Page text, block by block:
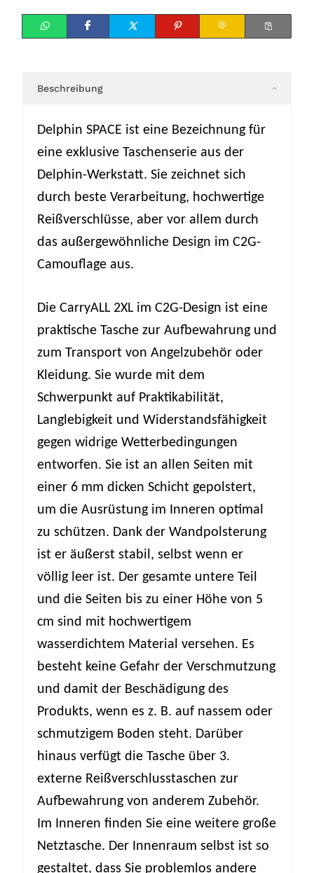
Beschreibung
Delphin SPACE ist eine Bezeichnung für
eine exklusive Taschenserie aus der
Delphin-Werkstatt. Sie zeichnet sich
durch beste Verarbeitung, hochwertige
Reißverschlüsse, aber vor allem durch
das außergewöhnliche Design im C2G-
Camouflage aus.
Die CarryALL 2XL im C2G-Design ist eine
praktische Tasche zur Aufbewahrung und
zum Transport von Angelzubehör oder
Kleidung. Sie wurde mit dem
Schwerpunkt auf Praktikabilität,
Langlebigkeit und Widerstandsfähigkeit
gegen widrige Wetterbedingungen
entworfen. Sie ist an allen Seiten mit
einer 6 mm dicken Schicht gepolstert,
um die Ausrüstung im Inneren optimal
zu schützen. Dank der Wandpolsterung
ist er äußerst stabil, selbst wenn er
völlig leer ist. Der gesamte untere Teil
und die Seiten bis zu einer Höhe von 5
cm sind mit hochwertigem
wasserdichtem Material versehen. Es
besteht keine Gefahr der Verschmutzung
und damit der Beschädigung des
Produkts, wenn es z. B. auf nassem oder
schmutzigem Boden steht. Darüber
hinaus verfügt die Tasche über 3.
externe Reißverschlusstaschen zur
Aufbewahrung von anderem Zubehör.
Im Inneren finden Sie eine weitere große
Netztasche. Der Innenraum selbst ist so
gestaltet, dass Sie problemlos andere